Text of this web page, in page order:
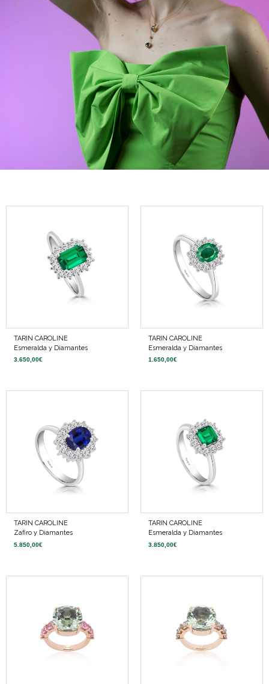
TARIN CAROLINE
Esmeralda y Diamantes
3.650,00€
TARIN CAROLINE
Esmeralda y Diamantes
1.650,00€
TARIN CAROLINE
Zafiro y Diamantes
5.850,00€
TARIN CAROLINE
Esmeralda y Diamantes
3.850,00€